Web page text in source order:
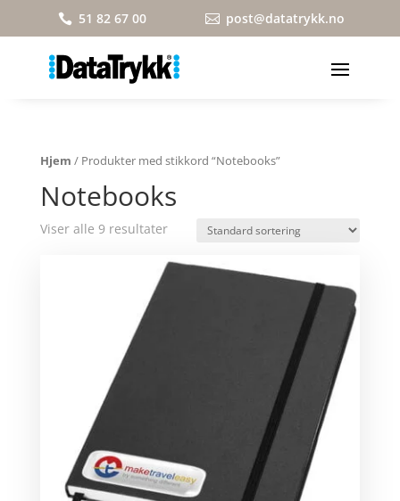
 51 82 67 00  post@datatrykk.no
Hjem / Produkter med stikkord “Notebooks”
Notebooks
Viser alle 9 resultater